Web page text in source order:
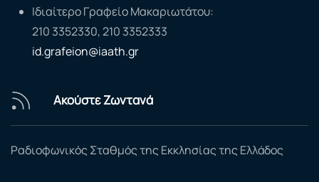
Ιδιαίτερο Γραφείο Μακαριωτάτου:
210 3352330, 210 3352333
id.grafeion@iaath.gr
Ακούστε Ζωντανά
Ραδιοφωνικός Σταθμός της Εκκλησίας της Ελλάδος